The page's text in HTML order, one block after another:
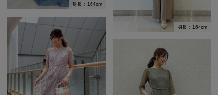
身長：164cm
身長：164cm